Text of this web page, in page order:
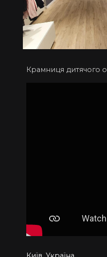
Крамниця дитячого